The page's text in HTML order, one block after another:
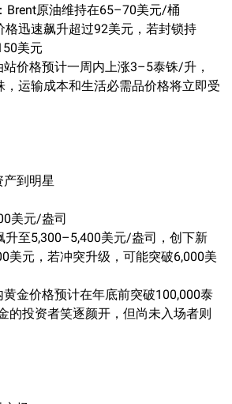
Brent原油维持在65–70美元/桶
格迅速飙升超过92美元，若封锁持
美元
价格预计一周内上涨3–5泰铢/升，
，运输成本和生活必需品价格将立即受
到明星
美元/盎司
升至5,300–5,400美元/盎司，创下新
美元，若冲突升级，可能突破6,000美
金价格预计在年底前突破100,000泰
的投资者笑逐颜开，但尚未入场者则